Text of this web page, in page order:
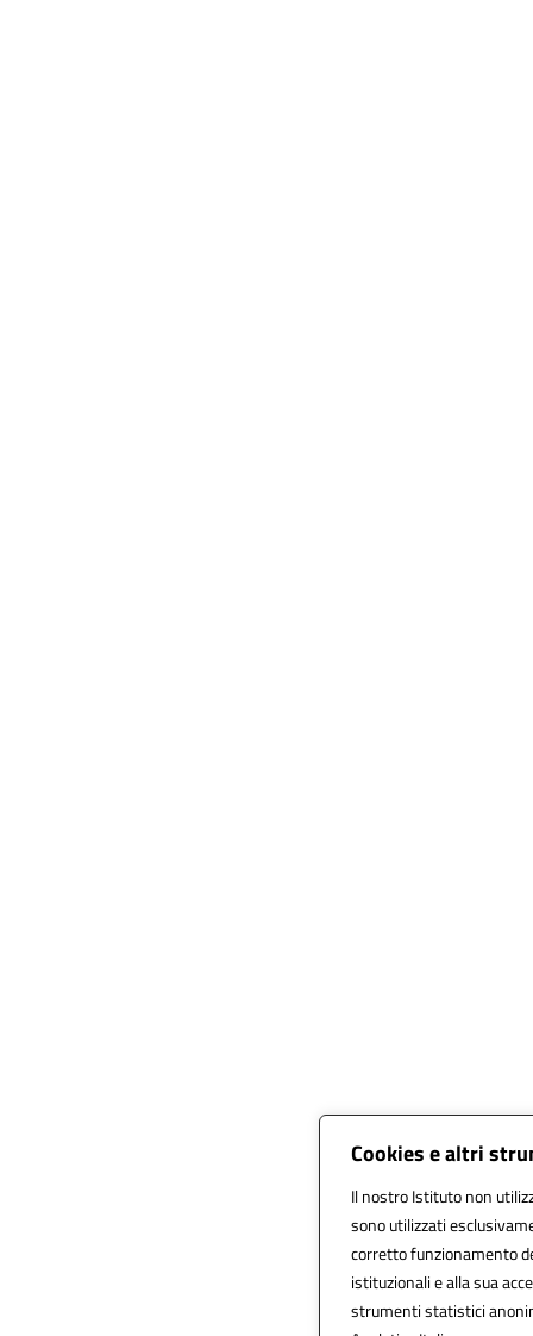
Cookies e altri
Il nostro Istituto non
sono utilizzati
corretto funzionamento
istituzionali e alla sua
strumenti statistici